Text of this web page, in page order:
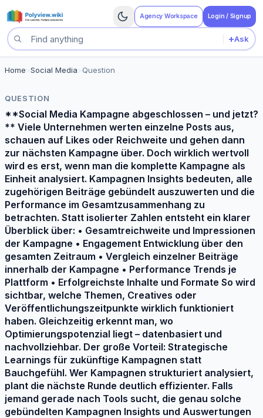
Agency Workspace Login / Signup
Search questions
+Ask
Home Social Media Question
QUESTION
**Social Media Kampagne abgeschlossen – und jetzt?
** Viele Unternehmen werten einzelne Posts aus,
schauen auf Likes oder Reichweite und gehen dann
zur nächsten Kampagne über. Doch wirklich wertvoll
wird es erst, wenn man die komplette Kampagne als
Einheit analysiert. Kampagnen Insights bedeuten, alle
zugehörigen Beiträge gebündelt auszuwerten und die
Performance im Gesamtzusammenhang zu
betrachten. Statt isolierter Zahlen entsteht ein klarer
Überblick über: • Gesamtreichweite und Impressionen
der Kampagne • Engagement Entwicklung über den
gesamten Zeitraum • Vergleich einzelner Beiträge
innerhalb der Kampagne • Performance Trends je
Plattform • Erfolgreichste Inhalte und Formate So wird
sichtbar, welche Themen, Creatives oder
Veröffentlichungszeitpunkte wirklich funktioniert
haben. Gleichzeitig erkennt man, wo
Optimierungspotenzial liegt – datenbasiert und
nachvollziehbar. Der große Vorteil: Strategische
Learnings für zukünftige Kampagnen statt
Bauchgefühl. Wer Kampagnen strukturiert analysiert,
plant die nächste Runde deutlich effizienter. Falls
jemand gerade nach Tools sucht, die genau solche
gebündelten Kampagnen Insights und Auswertungen